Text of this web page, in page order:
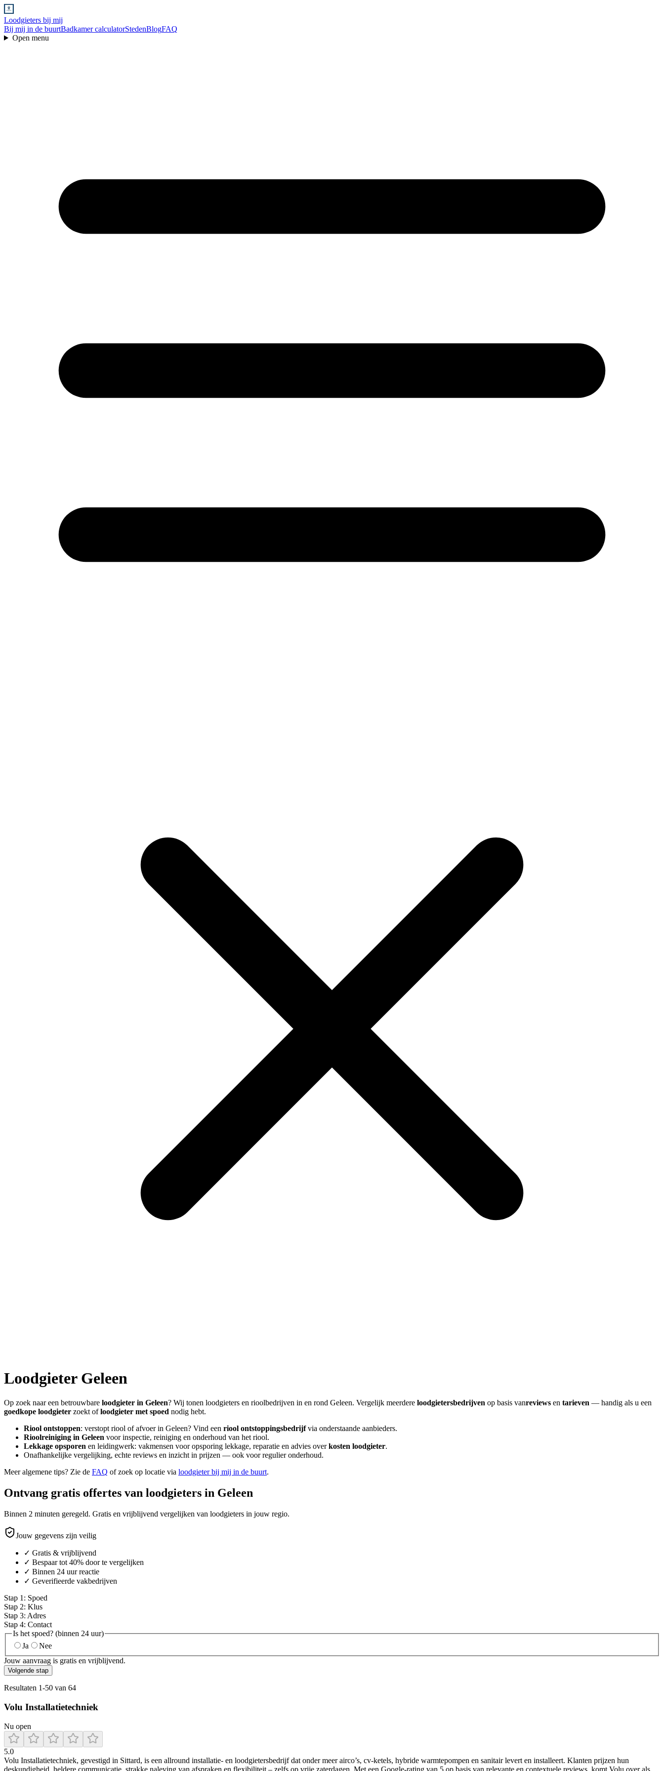
Loodgieters bij mij
Bij mij in de buurtBadkamer calculatorStedenBlogFAQ
Open menu
Loodgieter Geleen
Op zoek naar een betrouwbare loodgieter in Geleen? Wij tonen loodgieters en rioolbedrijven in en rond Geleen. Vergelijk meerdere loodgietersbedrijven op basis vanreviews en tarieven — handig als u een
goedkope loodgieter zoekt ofloodgieter met spoed nodig hebt.
Riool ontstoppen: verstopt riool of afvoer in Geleen? Vind een riool ontstoppingsbedrijfvia onderstaande aanbieders.
Rioolreiniging in Geleen voor inspectie, reiniging en onderhoud van het riool.
Lekkage opsporen en leidingwerk: vakmensen voor opsporing lekkage, reparatie en advies overkosten loodgieter.
Onafhankelijke vergelijking, echte reviews en inzicht in prijzen — ook voor regulier onderhoud.
Meer algemene tips? Zie de FAQ of zoek op locatie via loodgieter bij mij in de buurt.
Ontvang gratis offertes van loodgieters in Geleen
Binnen 2 minuten geregeld. Gratis en vrijblijvend vergelijken van loodgieters in jouw regio.
Jouw gegevens zijn veilig
✓ Gratis & vrijblijvend
✓ Bespaar tot 40% door te vergelijken
✓ Binnen 24 uur reactie
✓ Geverifieerde vakbedrijven
Stap 1 : Spoed
Stap 2: Klus
Stap 3: Adres
Stap 4: Contact
Is het spoed? (binnen 24 uur)
Ja
Nee
Jouw aanvraag is gratis en vrijblijvend.
Volgende stap
Resultaten 1-50 van 64
Volu Installatietechniek
Nu open
5.0
Volu Installatietechniek, gevestigd in Sittard, is een allround installatie- en loodgietersbedrijf dat onder meer airco’s, cv-ketels, hybride warmtepompen en sanitair levert en installeert. Klanten prijzen hun
deskundigheid, heldere communicatie, strakke naleving van afspraken en flexibiliteit – zelfs op vrije zaterdagen. Met een Google-rating van 5 op basis van relevante en contextuele reviews, komt Volu over als